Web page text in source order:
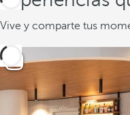
Vive y comparte tus